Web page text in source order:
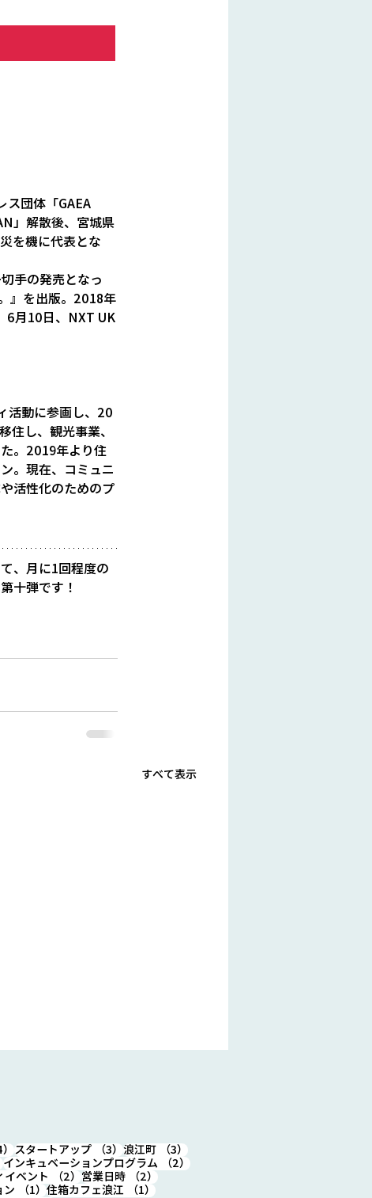
ス団体「GAEA
」解散後、宮城県
を機に代表とな
手の発売となっ
』を出版。2018年
6月10日、NXT UK
活動に参画し、20
し、観光事業、
。2019年より住
。現在、コミュニ
活性化のためのプ
、月に1回程度の
十弾です！
すべて表示
木) 19時～20時半 新イベ
事
）4件の記事
スタートアップ （3）3件の記事
浪江町 （3）3件の記事
2件の記事
インキュベーションプログラム （2）2件の記事
イベント （2）2件の記事
営業日時 （2）2件の記事
ン （1）1件の記事
住箱カフェ浪江 （1）1件の記事